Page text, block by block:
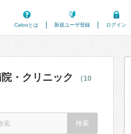
Calooとは
新規ユーザ登録 ログイン
・クリニック
（10